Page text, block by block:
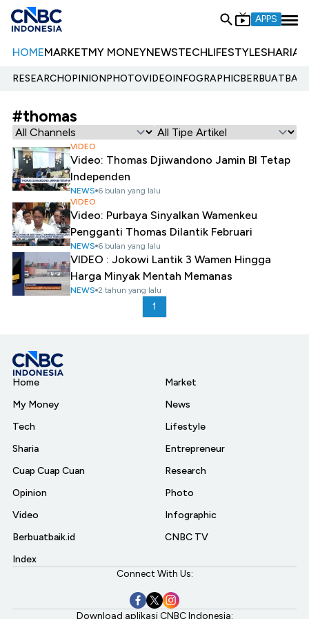
APPS
HOMEMARKETMY MONEYNEWSTECHLIFESTYLESHARIA
RESEARCHOPINIONPHOTOVIDEOINFOGRAPHIC
#thomas
VIDEO
Video: Thomas Djiwandono Jamin BI Tetap
Independen
NEWS 6 bulan yang lalu
VIDEO
Video: Purbaya Sinyalkan Wamenkeu
Pengganti Thomas Dilantik Februari
NEWS 6 bulan yang lalu
VIDEO : Jokowi Lantik 3 Wamen Hingga
Harga Minyak Mentah Memanas
NEWS 2 tahun yang lalu
1
Home
My Money
Tech
Sharia
Cuap Cuap Cuan
Opinion
Video
Berbuatbaik.id
Index
Market
News
Lifestyle
Entrepreneur
Research
Photo
Infographic
CNBC TV
Connect With Us:
Download aplikasi CNBC Indonesia: